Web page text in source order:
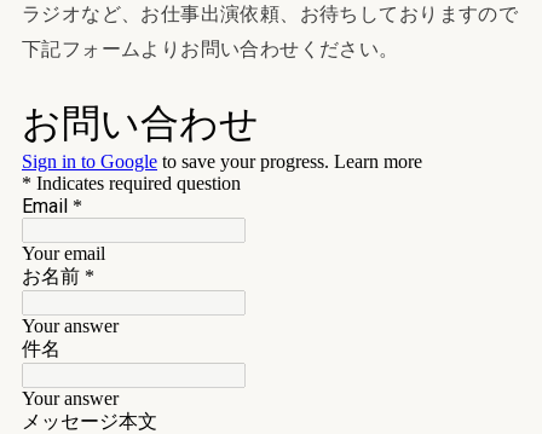
ラジオなど、お仕事出演依頼、お待ちしておりますので
下記フォームよりお問い合わせください。